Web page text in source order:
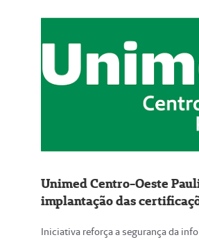
Unimed Centro-Oeste
implantação das
Iniciativa reforça a segurança da